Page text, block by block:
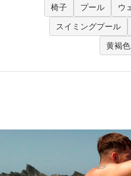
椅子
プール ウ
スイミングプール
黄褐色